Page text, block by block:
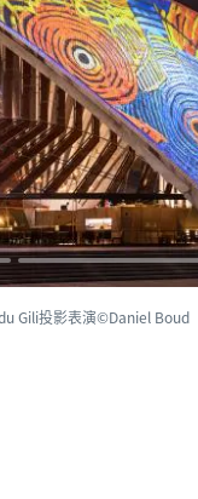
Gili投影表演©Daniel Boud